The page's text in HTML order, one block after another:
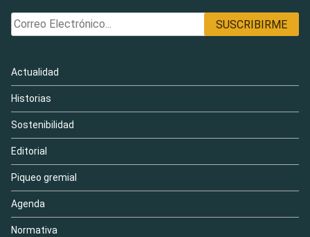
Actualidad
Historias
Sostenibilidad
Editorial
Piqueo gremial
Agenda
Normativa